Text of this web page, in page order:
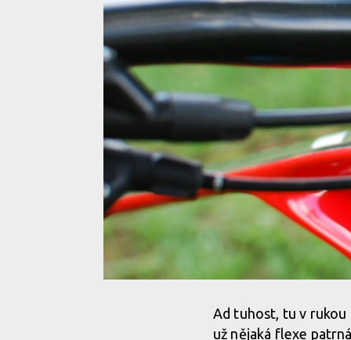
Ad tuhost, tu v rukou
už nějaká flexe